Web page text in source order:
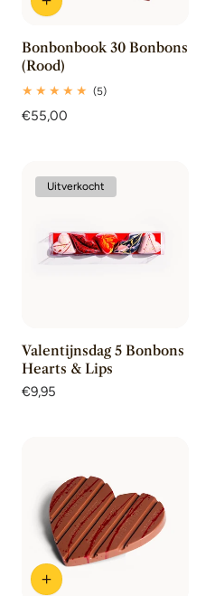
Bonbonbook 30 Bonbons
(Rood)
(5)5
Normale
€55,00
Uitverkocht
Valentijnsdag 5 Bonbons
Hearts & Lips
Normale
€9,95